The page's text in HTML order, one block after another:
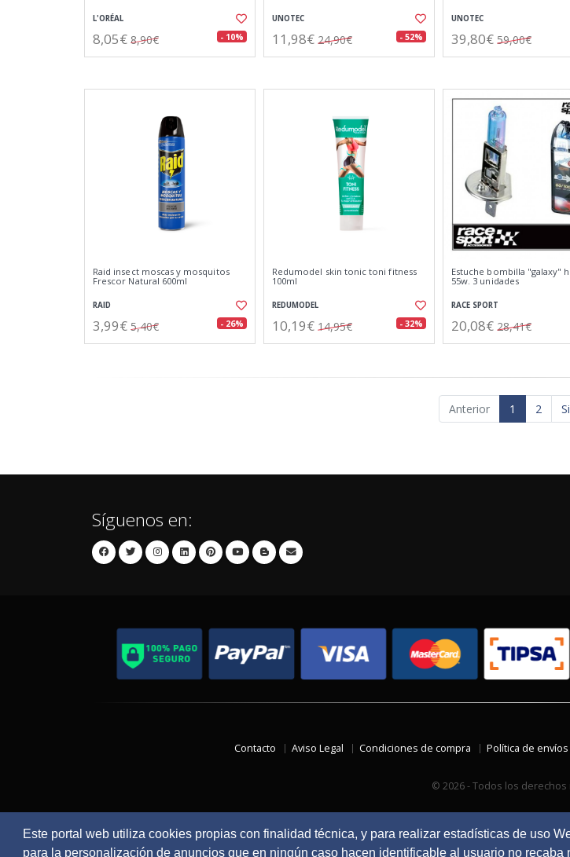
Este portal web utiliza cookies propias con finalidad técnica, y para realizar estadísticas de uso
para la personalización de anuncios que en ningún caso hacen identificable al usuario no recaba
L'ORÉAL
8,05€ 8,90€ - 10%
UNOTEC
11,98€ 24,90€ - 52%
UNOTEC
39,80€ 59,00€
Raid insect moscas y mosquitos
Frescor Natural 600ml
RAID
3,99€ 5,40€ - 26%
Redumodel skin tonic toni fitness
100ml
REDUMODEL
10,19€ 14,95€ - 32%
Estuche bombilla "galaxy"
55w. 3 unidades
RACE SPORT
20,08€ 28,41€
Anterior 1 2
Síguenos en:
Contacto Aviso Legal Condiciones de compra Política de envíos
© 2026 - Todos los